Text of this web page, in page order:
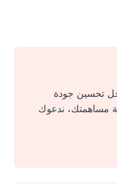
تحسين جودة
مساهمتك، ندعوك